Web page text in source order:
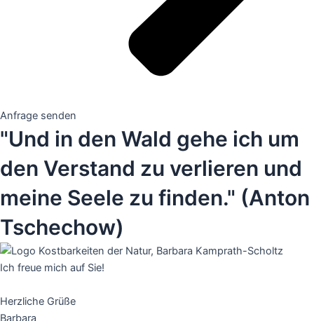
Anfrage senden
"Und in den Wald gehe ich um
den Verstand zu verlieren und
meine Seele zu finden." (Anton
Tschechow)
Ich freue mich auf Sie!
Herzliche Grüße
Barbara